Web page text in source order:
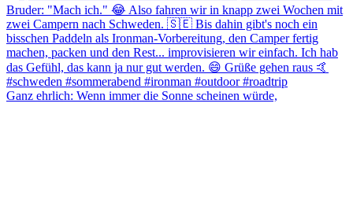
Ganz ehrlich: Wenn immer die Sonne scheinen würde,